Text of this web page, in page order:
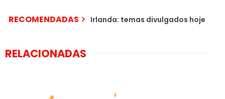
RECOMENDADAS Irlanda: temas divulgados hoje
RELACIONADAS